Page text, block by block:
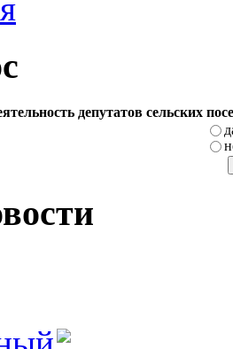
депутатов сельских